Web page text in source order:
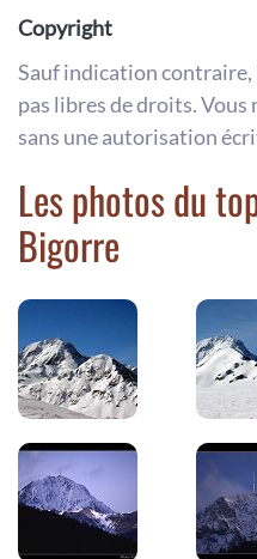
Copyright
Sauf indication contraire,
pas libres de droits. Vous
sans une autorisation
Les photos du
Bigorre